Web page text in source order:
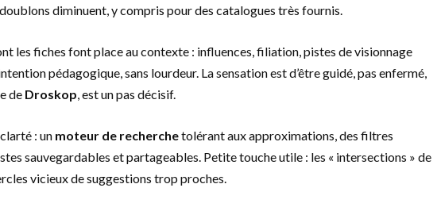
diminuent, y compris pour des catalogues très fournis.
les fiches font place au contexte : influences, filiation, pistes de visionnage
pédagogique, sans lourdeur. La sensation est d’être guidé, pas enfermé,
de Droskop, est un pas décisif.
: un moteur de recherchetolérant aux approximations, des filtres
sauvegardables et partageables. Petite touche utile : les « intersections » de
vicieux de suggestions trop proches.